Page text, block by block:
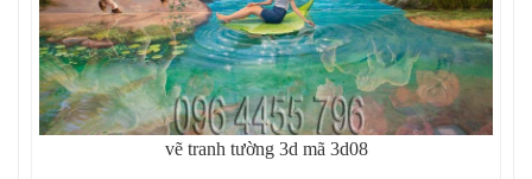
vẽ tranh tường 3d mã 3d08